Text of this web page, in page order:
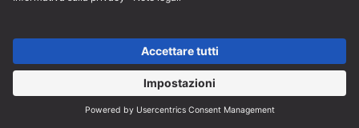
Consulenza specializzata
+49 (0) 8152 92898-80
Linea di assistenza